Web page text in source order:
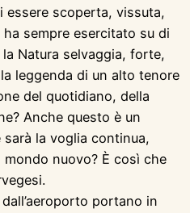
scoperta, vissuta,
sempre esercitato su di
Natura selvaggia, forte,
leggenda di un alto tenore
del quotidiano, della
Anche questo è un
la voglia continua,
nuovo? È così che
portano in